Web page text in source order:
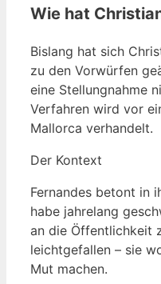
Wie hat
Bislang hat sich
zu den Vorwürfen
eine Stellungnahme
Verfahren wird vor
Mallorca verhandelt.
Der Kontext
Fernandes betont in
habe jahrelang
an die Öffentlichkeit
leichtgefallen – sie
Mut machen.